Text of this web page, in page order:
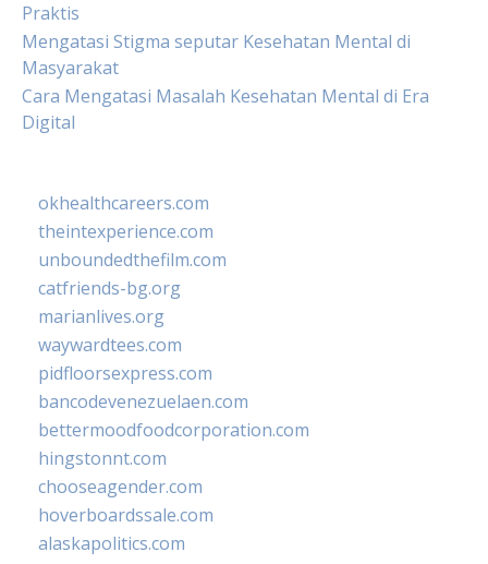
Praktis
Mengatasi Stigma seputar Kesehatan Mental di
Masyarakat
Cara Mengatasi Masalah Kesehatan Mental di Era
Digital
okhealthcareers.com
theintexperience.com
unboundedthefilm.com
catfriends-bg.org
marianlives.org
waywardtees.com
pidfloorsexpress.com
bancodevenezuelaen.com
bettermoodfoodcorporation.com
hingstonnt.com
chooseagender.com
hoverboardssale.com
alaskapolitics.com